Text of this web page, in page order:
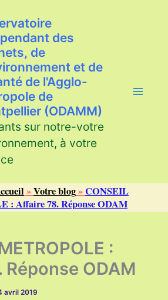
des
de
et de
de l'Agglo-
de
(ODAMM)
sur notre-votre
à votre
»Votre blog»CONSEIL
: Affaire 78. Réponse ODAM
:
ODAM
avril 2019